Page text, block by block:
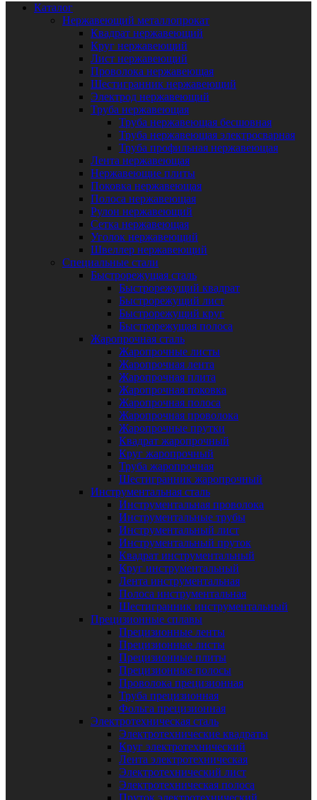
Каталог
Нержавеющий металлопрокат
Квадрат нержавеющий
Круг нержавеющий
Лист нержавеющий
Проволока нержавеющая
Шестигранник нержавеющий
Электрод нержавеющий
Труба нержавеющая
Труба нержавеющая бесшовная
Труба нержавеющая электросварная
Труба профильная нержавеющая
Лента нержавеющая
Нержавеющие плиты
Поковка нержавеющая
Полоса нержавеющая
Рулон нержавеющий
Сетка нержавеющая
Уголок нержавеющий
Швеллер нержавеющий
Специальные стали
Быстрорежущая сталь
Быстрорежущий квадрат
Быстрорежущий лист
Быстрорежущий круг
Быстрорежущая полоса
Жаропрочная сталь
Жаропрочные листы
Жаропрочная лента
Жаропрочная плита
Жаропрочная поковка
Жаропрочная полоса
Жаропрочная проволока
Жаропрочные прутки
Квадрат жаропрочный
Круг жаропрочный
Труба жаропрочная
Шестигранник жаропрочный
Инструментальная сталь
Инструментальная проволока
Инструментальные трубы
Инструментальный лист
Инструментальный пруток
Квадрат инструментальный
Круг инструментальный
Лента инструментальная
Полоса инструментальная
Шестигранник инструментальный
Прецизионные сплавы
Прецизионные ленты
Прецизионные листы
Прецизионные плиты
Прецизионные полосы
Проволока прецизионная
Труба прецизионная
Фольга прецизионная
Электротехническая сталь
Электротехнические квадраты
Круг электротехнический
Лента электротехническая
Электротехнический лист
Электротехническая полоса
Пруток электротехнический